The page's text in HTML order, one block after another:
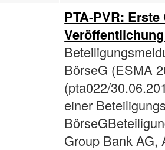
PTA-PVR:
BörseG (ESMA
(pta022/
einer
Group Bank AG,